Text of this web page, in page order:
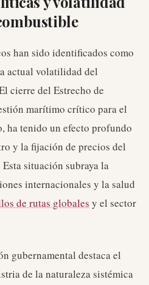
han sido identificados como
actual volatilidad del
cierre del Estrecho de
marítimo crítico para el
ha tenido un efecto profundo
y la fijación de precios del
situación subraya la
internacionales y la salud
de rutas globales y el sector
gubernamental destaca el
de la naturaleza sistémica